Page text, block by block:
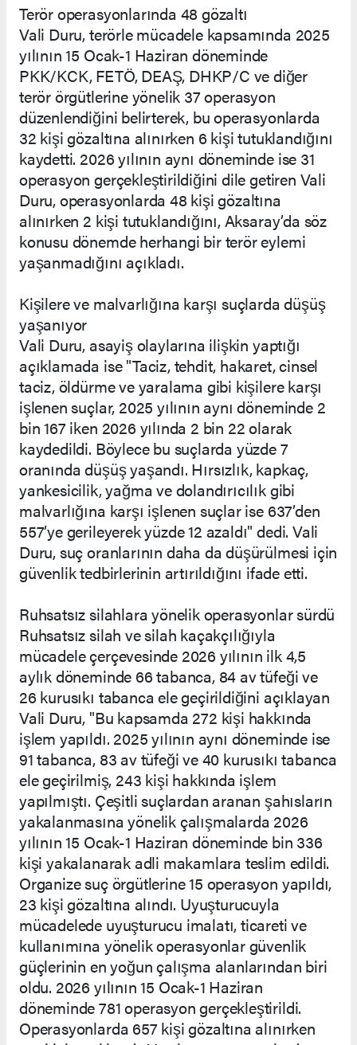
Terör operasyonlarında 48 gözaltı
Vali Duru, terörle mücadele kapsamında 2025
yılının 15 Ocak-1 Haziran döneminde
PKK/KCK, FETÖ, DEAŞ, DHKP/C ve diğer
terör örgütlerine yönelik 37 operasyon
düzenlendiğini belirterek, bu operasyonlarda
32 kişi gözaltına alınırken 6 kişi tutuklandığını
kaydetti. 2026 yılının aynı döneminde ise 31
operasyon gerçekleştirildiğini dile getiren Vali
Duru, operasyonlarda 48 kişi gözaltına
alınırken 2 kişi tutuklandığını, Aksaray’da söz
konusu dönemde herhangi bir terör eylemi
yaşanmadığını açıkladı.
Kişilere ve malvarlığına karşı suçlarda düşüş
yaşanıyor
Vali Duru, asayiş olaylarına ilişkin yaptığı
açıklamada ise "Taciz, tehdit, hakaret, cinsel
taciz, öldürme ve yaralama gibi kişilere karşı
işlenen suçlar, 2025 yılının aynı döneminde 2
bin 167 iken 2026 yılında 2 bin 22 olarak
kaydedildi. Böylece bu suçlarda yüzde 7
oranında düşüş yaşandı. Hırsızlık, kapkaç,
yankesicilik, yağma ve dolandırıcılık gibi
malvarlığına karşı işlenen suçlar ise 637’den
557’ye gerileyerek yüzde 12 azaldı" dedi. Vali
Duru, suç oranlarının daha da düşürülmesi için
güvenlik tedbirlerinin artırıldığını ifade etti.
Ruhsatsız silahlara yönelik operasyonlar sürdü
Ruhsatsız silah ve silah kaçakçılığıyla
mücadele çerçevesinde 2026 yılının ilk 4,5
aylık döneminde 66 tabanca, 84 av tüfeği ve
26 kurusıkı tabanca ele geçirildiğini açıklayan
Vali Duru, "Bu kapsamda 272 kişi hakkında
işlem yapıldı. 2025 yılının aynı döneminde ise
91 tabanca, 83 av tüfeği ve 40 kurusıkı tabanca
ele geçirilmiş, 243 kişi hakkında işlem
yapılmıştı. Çeşitli suçlardan aranan şahısların
yakalanmasına yönelik çalışmalarda 2026
yılının 15 Ocak-1 Haziran döneminde bin 336
kişi yakalanarak adli makamlara teslim edildi.
Organize suç örgütlerine 15 operasyon yapıldı,
23 kişi gözaltına alındı. Uyuşturucuyla
mücadelede uyuşturucu imalatı, ticareti ve
kullanımına yönelik operasyonlar güvenlik
güçlerinin en yoğun çalışma alanlarından biri
oldu. 2026 yılının 15 Ocak-1 Haziran
döneminde 781 operasyon gerçekleştirildi.
Operasyonlarda 657 kişi gözaltına alınırken